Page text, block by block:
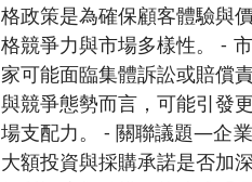
格政策是為確保顧客體驗與
格競爭力與市場多樣性。 -
家可能面臨集體訴訟或賠償
與競爭態勢而言，可能引發
場支配力。 - 關聯議題—企
大額投資與採購承諾是否加